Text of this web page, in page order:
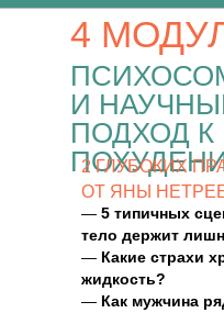
И
ПОДХОД К
4
2 ГЛУБОКИХ
ОТ ЯНЫ
— 5 типичных
тело держит
— Какие страхи
жидкость?
— Как мужчина